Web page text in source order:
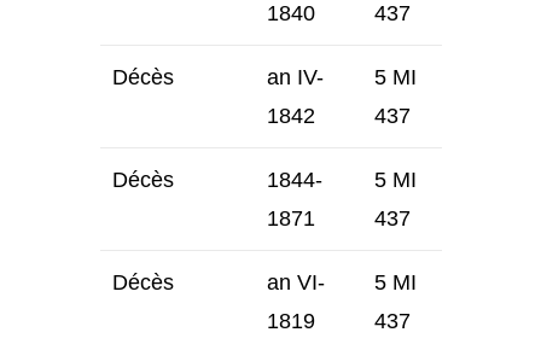
1840
437
Décès
an IV-
1842
5 MI
437
Décès
1844-
1871
5 MI
437
Décès
an VI-
1819
5 MI
437